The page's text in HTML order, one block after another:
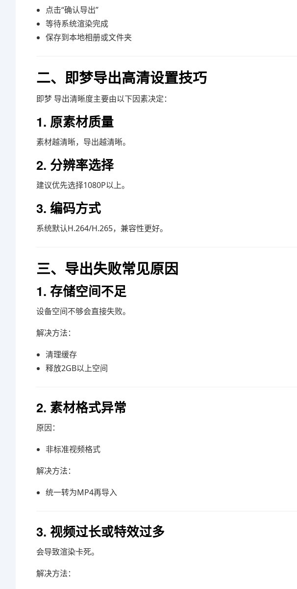
点击“确认导出”
等待系统渲染完成
保存到本地相册或文件夹
二、即梦导出高清设置技巧
即梦 导出清晰度主要由以下因素决定：
1. 原素材质量
素材越清晰，导出越清晰。
2. 分辨率选择
建议优先选择1080P以上。
3. 编码方式
系统默认H.264/H.265，兼容性更好。
三、导出失败常见原因
1. 存储空间不足
设备空间不够会直接失败。
解决方法：
清理缓存
释放2GB以上空间
2. 素材格式异常
原因：
非标准视频格式
解决方法：
统一转为MP4再导入
3. 视频过长或特效过多
会导致渲染卡死。
解决方法：